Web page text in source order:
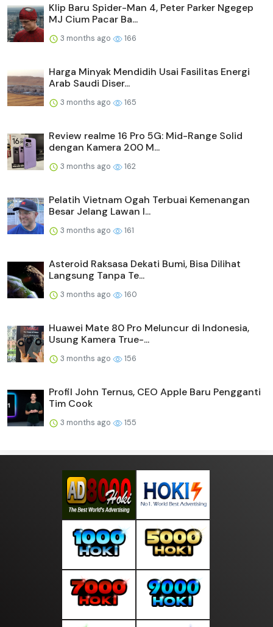
Klip Baru Spider-Man 4, Peter Parker Ngegep
MJ Cium Pacar Ba...
3 months ago 166
Harga Minyak Mendidih Usai Fasilitas Energi
Arab Saudi Diser...
3 months ago 165
Review realme 16 Pro 5G: Mid-Range Solid
dengan Kamera 200 M...
3 months ago 162
Pelatih Vietnam Ogah Terbuai Kemenangan
Besar Jelang Lawan I...
3 months ago 161
Asteroid Raksasa Dekati Bumi, Bisa Dilihat
Langsung Tanpa Te...
3 months ago 160
Huawei Mate 80 Pro Meluncur di Indonesia,
Usung Kamera True-...
3 months ago 156
Profil John Ternus, CEO Apple Baru Pengganti
Tim Cook
3 months ago 155